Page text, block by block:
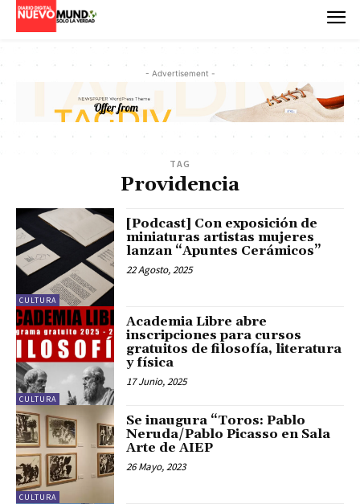
- Advertisement -
TAG
Providencia
CULTURA
[Podcast] Con exposición de
miniaturas artistas mujeres
lanzan “Apuntes Cerámicos”
22 Agosto, 2025
CULTURA
Academia Libre abre
inscripciones para cursos
gratuitos de filosofía, literatura
y física
17 Junio, 2025
CULTURA
Se inaugura “Toros: Pablo
Neruda/Pablo Picasso en Sala
Arte de AIEP
26 Mayo, 2023